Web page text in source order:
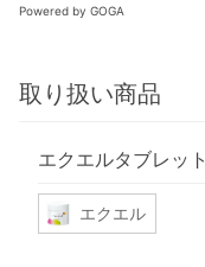
Powered by GOGA
取り扱い商品
エクエルタブレット
エクエル